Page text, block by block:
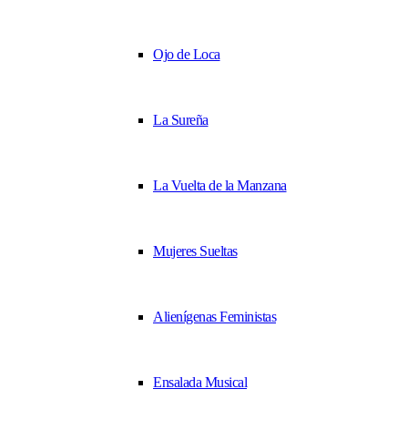
Ojo de Loca
La Sureña
La Vuelta de la Manzana
Mujeres Sueltas
Alienígenas Feministas
Ensalada Musical